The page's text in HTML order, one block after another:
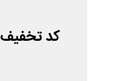
کد تخفیف 35 هزار تومانی فروشگاه مواد پروتئینی بارنج